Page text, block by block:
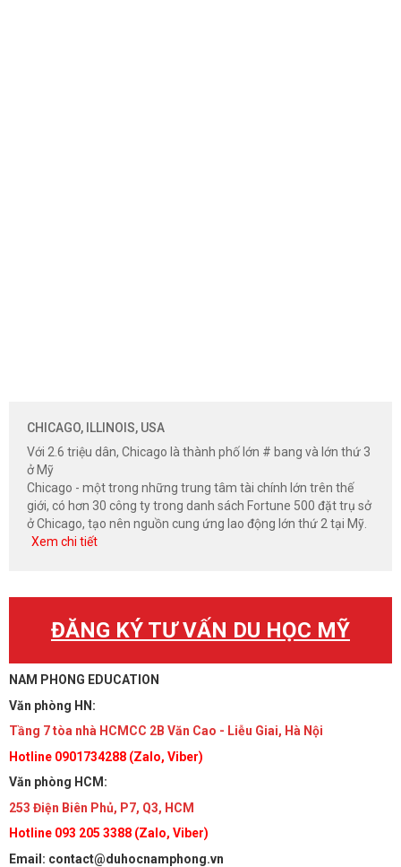
CHICAGO, ILLINOIS, USA
Với 2.6 triệu dân, Chicago là thành phố lớn # bang và lớn thứ 3
ở Mỹ
Chicago - một trong những trung tâm tài chính lớn trên thế
giới, có hơn 30 công ty trong danh sách Fortune 500 đặt trụ sở
ở Chicago, tạo nên nguồn cung ứng lao động lớn thứ 2 tại Mỹ.
Xem chi tiết
ĐĂNG KÝ TƯ VẤN DU HỌC MỸ
NAM PHONG EDUCATION
Văn phòng HN:
Tầng 7 tòa nhà HCMCC 2B Văn Cao - Liễu Giai, Hà Nội
Hotline 0901734288 (Zalo, Viber)
Văn phòng HCM:
253 Điện Biên Phủ, P7, Q3, HCM
Hotline 093 205 3388 (Zalo, Viber)
Email: contact@duhocnamphong.vn